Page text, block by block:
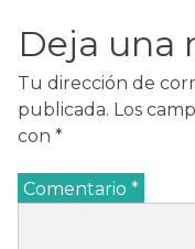
Deja una
Tu dirección de
publicada. Los
con *
Comentario *